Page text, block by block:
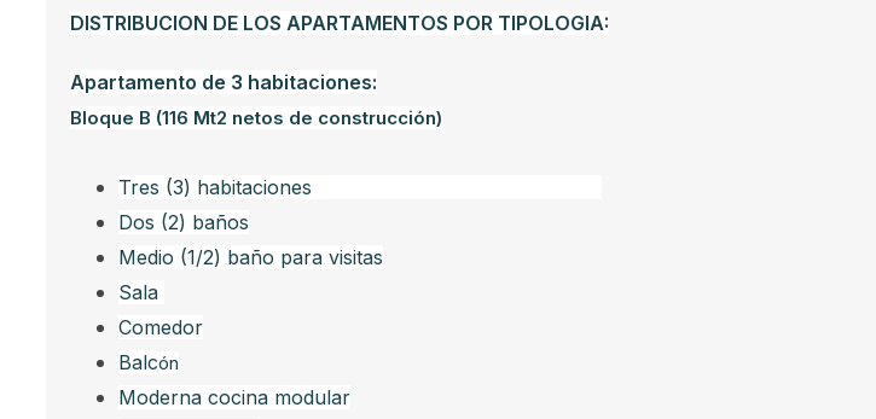
DISTRIBUCION DE LOS APARTAMENTOS POR TIPOLOGIA:
Apartamento de 3 habitaciones:
Bloque B (116 Mt2 netos de construcción)
Tres (3) habitaciones
Dos (2) baños
Medio (1/2) baño para visitas
Sala
Comedor
Balcón
Moderna cocina modular